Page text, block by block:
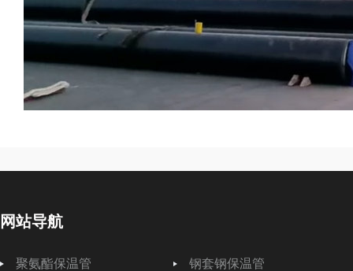
网站导航
聚氨酯保温管 钢套钢保温管